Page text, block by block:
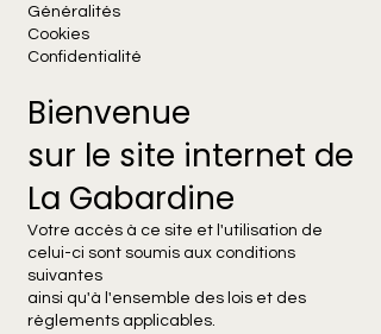
Généralités
Cookies
Confidentialité
Bienvenue
sur le site internet de
La Gabardine
Votre accès à ce site et l'utilisation de
celui-ci sont soumis aux conditions
suivantes
ainsi qu'à l'ensemble des lois et des
règlements applicables.